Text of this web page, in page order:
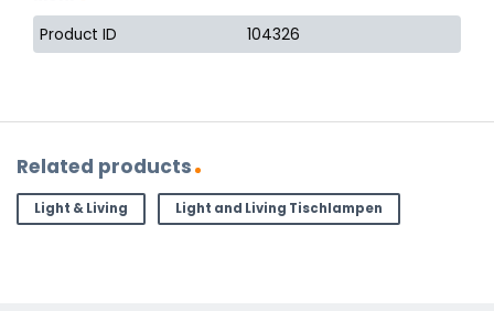
Product ID 104326
Related products
Light & Living Light and Living Tischlampen